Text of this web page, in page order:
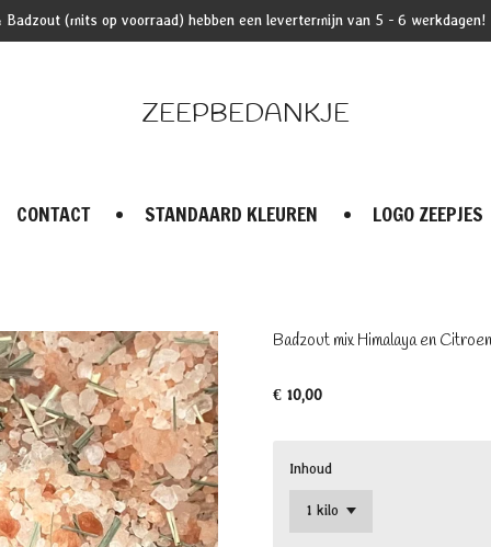
Badzout (mits op voorraad) hebben een levertermijn van 5 - 6
ZEEPBEDANKJE
CONTACT STANDAARD KLEUREN LOGO ZEEPJES
Badzout mix Himalaya en
€ 10,00
Inhoud